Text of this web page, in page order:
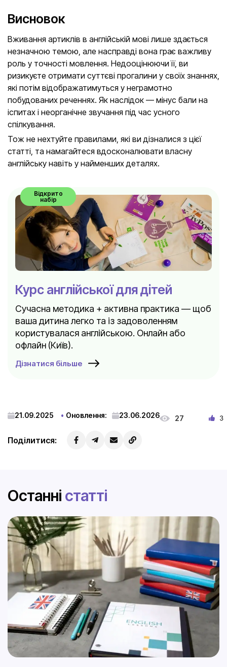
Висновок
Вживання артиклів в англійській мові лише здається
незначною темою, але насправді вона грає важливу
роль у точності мовлення. Недооцінюючи її, ви
ризикуєте отримати суттєві прогалини у своїх знаннях,
які потім відображатимуться у неграмотно
побудованих реченнях. Як наслідок — мінус бали на
іспитах і неорганічне звучання під час усного
спілкування.
Тож не нехтуйте правилами, які ви дізналися з цієї
статті, та намагайтеся вдосконалювати власну
англійську навіть у найменших деталях.
Відкрито
набір
Курс англійської для дітей
Сучасна методика + активна практика — щоб
ваша дитина легко та із задоволенням
користувалася англійською. Онлайн або
офлайн (Київ).
Дізнатися більше
21.09.2025 Оновлення: 23.06.2026 27 3
Поділитися:
Останні статті